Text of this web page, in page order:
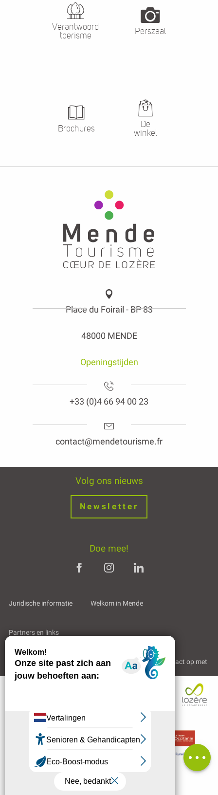
Beoordelingen
Verantwoord
toerisme
Perszaal
Brochures
De
winkel
Place du Foirail - BP 83
48000 MENDE
Openingstijden
+33 (0)4 66 94 00 23
contact@mendetourisme.fr
Volg ons nieuws
Newsletter
Doe mee!
Juridische informatie Welkom in Mende
Partners en links
Professioneel gebied Wie zijn wij? Neem contact op met